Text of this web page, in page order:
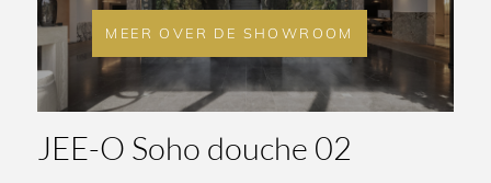
MEER OVER DE SHOWROOM
JEE-O Soho douche 02